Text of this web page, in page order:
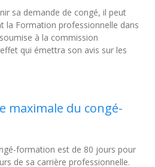
sa demande de congé, il peut
la Formation professionnelle dans
à la commission
qui émettra son avis sur les
maximale du congé-
formation est de 80 jours pour
de sa carrière professionnelle.